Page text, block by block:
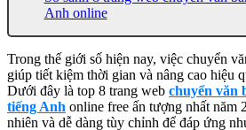
Anh online
Trong thế giới số hiện nay, việc chuyển
giúp tiết kiệm thời gian và nâng cao hiệu
Dưới đây là top 8 trang web chuyển văn
tiếng Anh online free ấn tượng nhất năm
nhiên và dễ dàng tùy chỉnh để đáp ứng